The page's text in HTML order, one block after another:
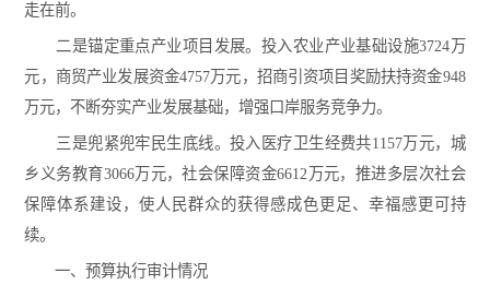
走在前。
二是锚定重点产业项目发展。投入农业产业基础设施3724万
元，商贸产业发展资金4757万元，招商引资项目奖励扶持资金948
万元，不断夯实产业发展基础，增强口岸服务竞争力。
三是兜紧兜牢民生底线。投入医疗卫生经费共1157万元，城
乡义务教育3066万元，社会保障资金6612万元，推进多层次社会
保障体系建设，使人民群众的获得感成色更足、幸福感更可持
续。
一、预算执行审计情况